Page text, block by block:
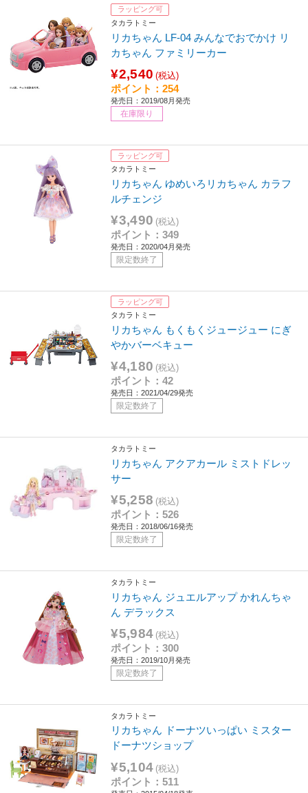
ラッピング可
タカラトミー
リカちゃん LF-04 みんなでおでかけ リ
カちゃん ファミリーカー
¥2,540 (税込)
ポイント：254
発売日：2019/08月発売
在庫限り
ラッピング可
タカラトミー
リカちゃん ゆめいろリカちゃん カラフ
ルチェンジ
¥3,490 (税込)
ポイント：349
発売日：2020/04月発売
限定数終了
ラッピング可
タカラトミー
リカちゃん もくもくジュージュー にぎ
やかバーベキュー
¥4,180 (税込)
ポイント：42
発売日：2021/04/29発売
限定数終了
タカラトミー
リカちゃん アクアカール ミストドレッ
サー
¥5,258 (税込)
ポイント：526
発売日：2018/06/16発売
限定数終了
タカラトミー
リカちゃん ジュエルアップ かれんちゃ
ん デラックス
¥5,984 (税込)
ポイント：300
発売日：2019/10月発売
限定数終了
タカラトミー
リカちゃん ドーナツいっぱい ミスター
ドーナツショップ
¥5,104 (税込)
ポイント：511